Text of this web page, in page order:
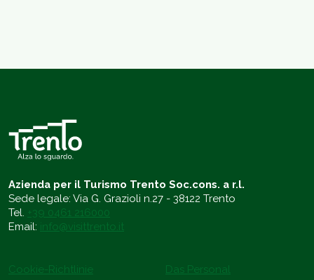
Azienda per il Turismo Trento Soc.cons. a r.l.
Sede legale: Via G. Grazioli n.27 - 38122 Trento
Tel. +39 0461 216000
Email: info@visittrento.it
Cookie-Richtlinie
Das Personal